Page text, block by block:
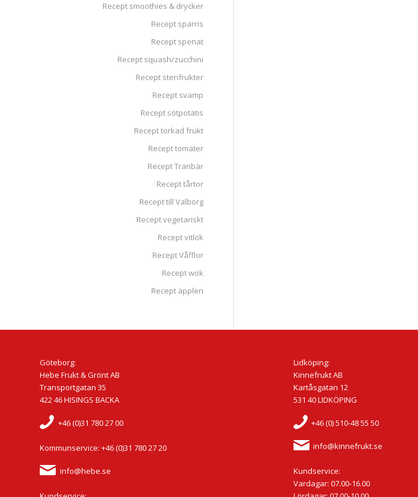
Recept smoothies & drycker
Recept sparris
Recept spenat
Recept squash/zucchini
Recept stenfrukter
Recept svamp
Recept sötpotatis
Recept torkad frukt
Recept tomater
Recept Tranbär
Recept tårtor
Recept till Valborg
Recept vegetariskt
Recept vitlök
Recept Våfflor
Recept wok
Recept äpplen
Göteborg:
Hebe Frukt & Grönt AB
Transportgatan 35
422 46 HISINGS BACKA
+46 (0)31 780 27 00
Kommunservice: +46 (0)31 780 27 20
info@hebe.se
Lidköping:
Kinnefrukt AB
Kartåsgatan 12
531 40 LIDKÖPING
+46 (0) 510-48 55 50
info@kinnefrukt.se
Kundservice:
Vardagar: 07.00-16.00